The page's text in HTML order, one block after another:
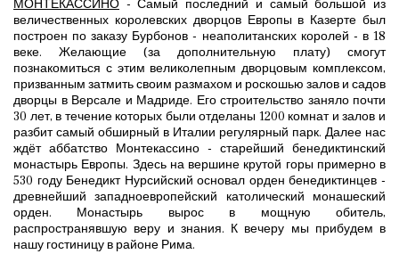
МОНТЕКАССИНО - Самый последний и самый большой из
величественных королевских дворцов Европы в Казерте был
построен по заказу Бурбонов - неаполитанских королей - в 18
веке. Желающие (за дополнительную плату) смогут
познакомиться с этим великолепным дворцовым комплексом,
призванным затмить своим размахом и роскошью залов и садов
дворцы в Версале и Мадриде. Его строительство заняло почти
30 лет, в течение которых были отделаны 1200 комнат и залов и
разбит самый обширный в Италии регулярный парк. Далее нас
ждёт аббатство Монтекассино - старейший бенедиктинский
монастырь Европы. Здесь на вершине крутой горы примерно в
530 году Бенедикт Нурсийский основал орден бенедиктинцев -
древнейший западноевропейский католический монашеский
орден. Монастырь вырос в мощную обитель,
распространявшую веру и знания. К вечеру мы прибудем в
нашу гостиницу в районе Рима.